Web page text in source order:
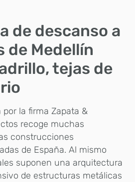
de descanso a
de Medellín
tejas de
la firma Zapata &
recoge muchas
construcciones
de España. Al mismo
suponen una arquitectura
de estructuras metálicas